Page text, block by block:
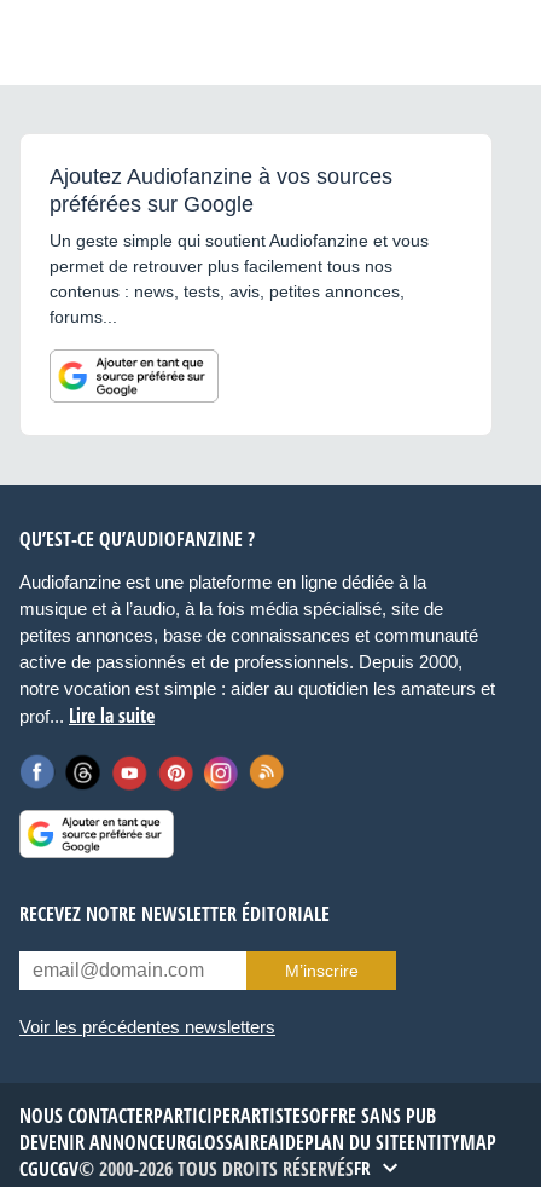
Ajoutez Audiofanzine à vos sources
préférées sur Google
Un geste simple qui soutient Audiofanzine et vous
permet de retrouver plus facilement tous nos
contenus : news, tests, avis, petites annonces,
forums...
QU’EST-CE QU’AUDIOFANZINE ?
Audiofanzine est une plateforme en ligne dédiée à la
musique et à l’audio, à la fois média spécialisé, site de
petites annonces, base de connaissances et communauté
active de passionnés et de professionnels. Depuis 2000,
notre vocation est simple : aider au quotidien les amateurs et
prof... Lire la suite
RECEVEZ NOTRE NEWSLETTER ÉDITORIALE
M’inscrire
Voir les précédentes newsletters
NOUS CONTACTERPARTICIPERARTISTESOFFRE SANS PUB
DEVENIR ANNONCEURGLOSSAIREAIDEPLAN DU SITEENTITYMAP
CGUCGV© 2000-2026 TOUS DROITS RÉSERVÉSFR